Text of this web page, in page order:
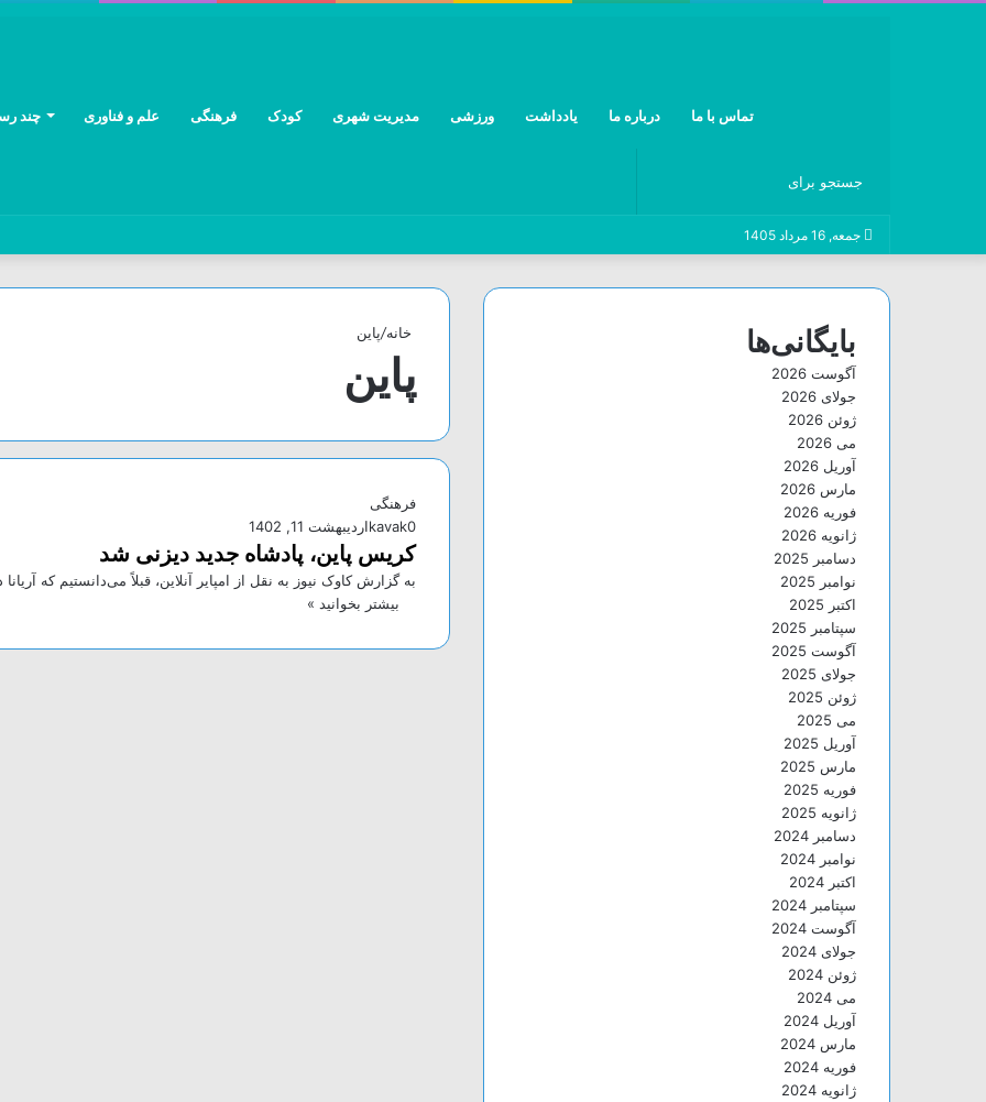
چند علم و فناوری فرهنگی کودک مدیریت شهری ورزشی یادداشت درباره ما تماس با ما
جستجو
برای
جمعه, 16 مرداد 1405
خانه/پاین
پاین
فرهنگی
kavakاردیبهشت 11, 1402 0
کریس پاین، پادشاه جدید دیزنی شد
به گزارش کاوک نیوز به نقل از امپایر آنلاین، قبلاً می‌دانستیم که
بیشتر بخوانید »
بایگانی‌ها
آگوست 2026
جولای 2026
ژوئن 2026
می 2026
آوریل 2026
مارس 2026
فوریه 2026
ژانویه 2026
دسامبر 2025
نوامبر 2025
اکتبر 2025
سپتامبر 2025
آگوست 2025
جولای 2025
ژوئن 2025
می 2025
آوریل 2025
مارس 2025
فوریه 2025
ژانویه 2025
دسامبر 2024
نوامبر 2024
اکتبر 2024
سپتامبر 2024
آگوست 2024
جولای 2024
ژوئن 2024
می 2024
آوریل 2024
مارس 2024
فوریه 2024
ژانویه 2024